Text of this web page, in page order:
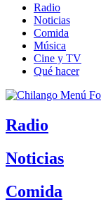
Radio
Noticias
Comida
Música
Cine y TV
Qué hacer
Radio
Noticias
Comida